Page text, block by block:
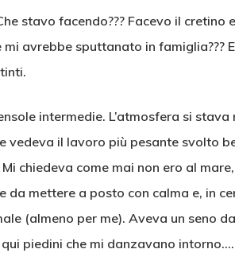
stavo facendo??? Facevo il
mi avrebbe sputtanato in famiglia???
intermedie. L’atmosfera si
vedeva il lavoro più pesante svolto
chiedeva come mai non ero al
da mettere a posto con calma e, in
(almeno per me). Aveva un seno
piedini che mi danzavano